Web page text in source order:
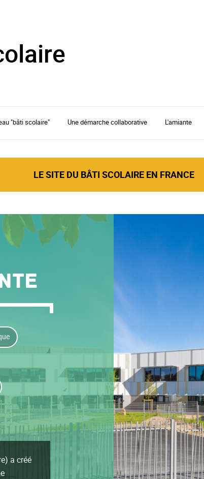
"bâti scolaire" Une démarche collaborative L'amiante
LE SITE DU BÂTI SCOLAIRE EN FRANCE
a créé